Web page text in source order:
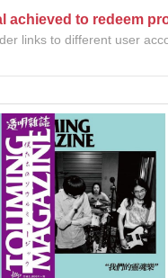
Rock 硬搖滾
Hop 嘻哈
Pop 日本流行
爵士
Pop 韓國流行
金屬樂
原聲帶
Rock 流行搖滾
西洋流行
(SC)
(SC)
(SC) Funk,
(SC) Fusion
(SC) Hard
(SC) Hip Hop
(SC) Jazz 爵
(SC) Metal 金
(SC) O.S.T
achieved to redeem
links to different user